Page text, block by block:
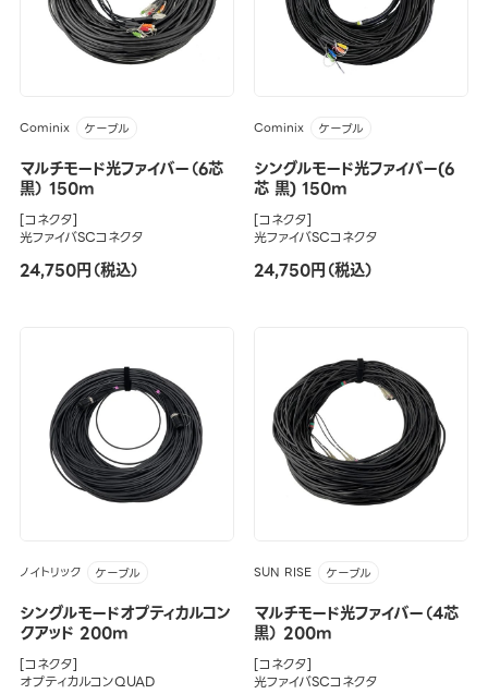
Cominix ケーブル
マルチモード光ファイバー（6芯
黒） 150m
[コネクタ]
光ファイバSCコネクタ
24,750円（税込）
Cominix ケーブル
シングルモード光ファイバー(6
芯 黒) 150m
[コネクタ]
光ファイバSCコネクタ
24,750円（税込）
ノイトリック ケーブル
シングルモードオプティカルコン
クアッド 200m
[コネクタ]
オプティカルコンQUAD
SUN RISE ケーブル
マルチモード光ファイバー（4芯
黒） 200m
[コネクタ]
光ファイバSCコネクタ